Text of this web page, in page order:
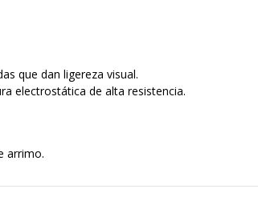
que dan ligereza visual.
electrostática de alta resistencia.
arrimo.